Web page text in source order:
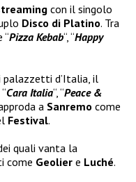
con il singolo
Disco di Platino. Tra
“Pizza Kebab“, “Happy
d’Italia, il
Cara Italia“, “Peace &
a Sanremo come
Festival.
quali vanta la
come Geolier e Luché.